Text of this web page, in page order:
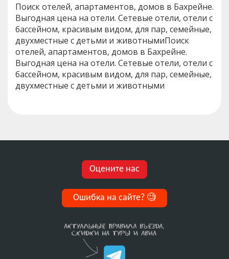
Поиск отелей, апартаментов, домов в Бахрейне.
Выгодная цена на отели. Сетевые отели, отели с
бассейном, красивым видом, для пар, семейные,
двухместные с детьми и животнымиПоиск
отелей, апартаментов, домов в Бахрейне.
Выгодная цена на отели. Сетевые отели, отели с
бассейном, красивым видом, для пар, семейные,
двухместные с детьми и животными
Оцените нас
Ошибка на сайте? 🧐